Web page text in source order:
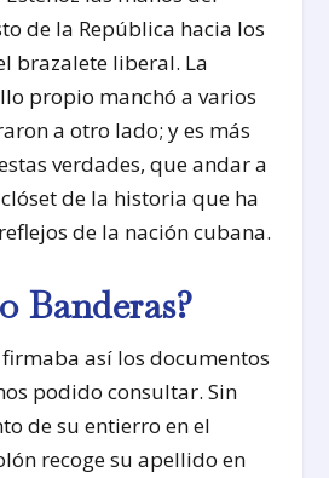
de la República hacia los
brazalete liberal. La
propio manchó a varios
a otro lado; y es más
verdades, que andar a
de la historia que ha
de la nación cubana.
Banderas?
así los documentos
podido consultar. Sin
de su entierro en el
recoge su apellido en